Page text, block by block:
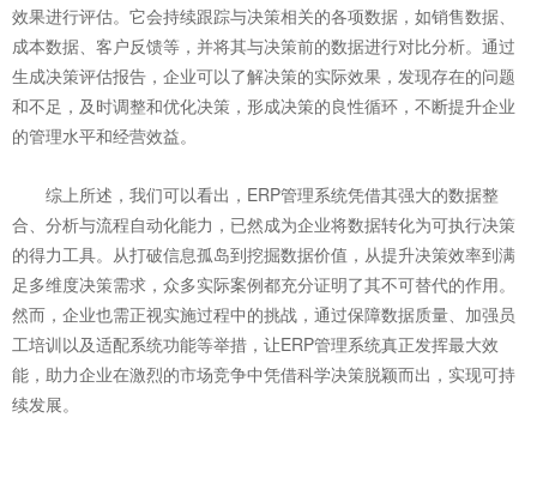
效果进行评估。它会持续跟踪与决策相关的各项数据，如销售数据、
成本数据、客户反馈等，并将其与决策前的数据进行对比分析。通过
生成决策评估报告，企业可以了解决策的实际效果，发现存在的问题
和不足，及时调整和优化决策，形成决策的良性循环，不断提升企业
的管理水平和经营效益。
综上所述，我们可以看出，ERP管理系统凭借其强大的数据整
合、分析与流程自动化能力，已然成为企业将数据转化为可执行决策
的得力工具。从打破信息孤岛到挖掘数据价值，从提升决策效率到满
足多维度决策需求，众多实际案例都充分证明了其不可替代的作用。
然而，企业也需正视实施过程中的挑战，通过保障数据质量、加强员
工培训以及适配系统功能等举措，让ERP管理系统真正发挥最大效
能，助力企业在激烈的市场竞争中凭借科学决策脱颖而出，实现可持
续发展。